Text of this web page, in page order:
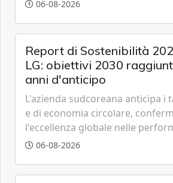
06-08-2026
Report di Sostenibilità
LG: obiettivi 2030
anni d'anticipo
L'azienda sudcoreana anticipa i
e di economia circolare,
l'eccellenza globale nelle
grazie a innovazione,
06-08-2026